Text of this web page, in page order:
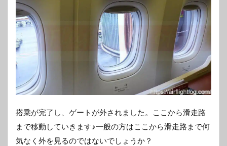
搭乗が完了し、ゲートが外されました。ここから滑走路
まで移動していきます♪一般の方はここから滑走路まで何
気なく外を見るのではないでしょうか？